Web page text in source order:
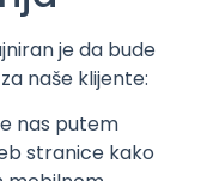
je da bude
naše klijente:
nas putem
stranice kako